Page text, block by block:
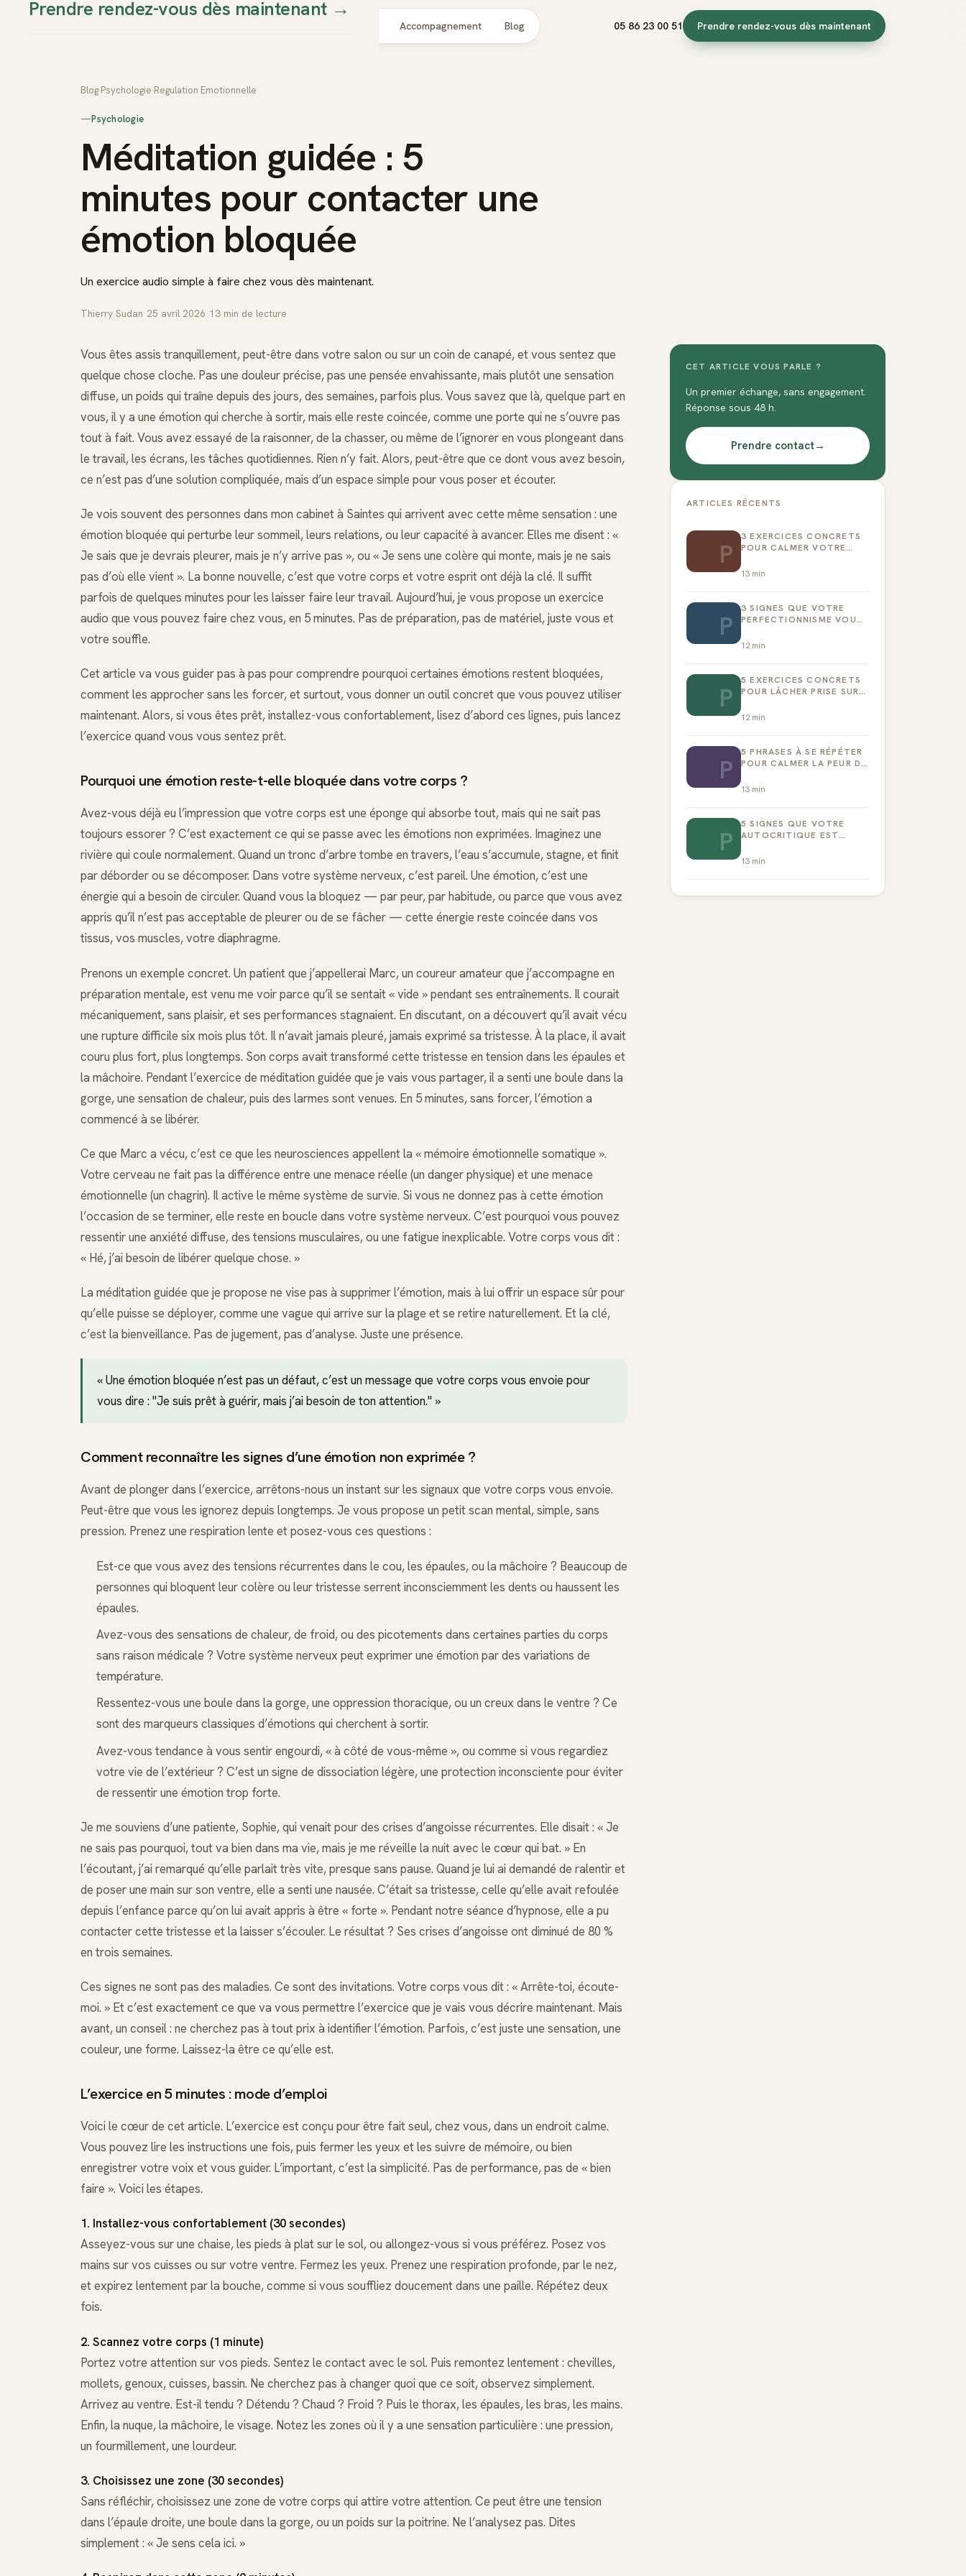
Accompagnement Blog 05 86 23 00 51 Prendre rendez-vous dès maintenant
Prendre rendez-vous dès maintenant→
Blog Psychologie Regulation Emotionnelle
—Psychologie
Méditation guidée : 5
minutes pour contacter une
émotion bloquée
Un exercice audio simple à faire chez vous dès maintenant.
Thierry Sudan 25 avril 2026 13 min de lecture
Vous êtes assis tranquillement, peut-être dans votre salon ou sur un coin de canapé, et vous sentez que
quelque chose cloche. Pas une douleur précise, pas une pensée envahissante, mais plutôt une sensation
diffuse, un poids qui traîne depuis des jours, des semaines, parfois plus. Vous savez que là, quelque part en
vous, il y a une émotion qui cherche à sortir, mais elle reste coincée, comme une porte qui ne s’ouvre pas
tout à fait. Vous avez essayé de la raisonner, de la chasser, ou même de l’ignorer en vous plongeant dans
le travail, les écrans, les tâches quotidiennes. Rien n’y fait. Alors, peut-être que ce dont vous avez besoin,
ce n’est pas d’une solution compliquée, mais d’un espace simple pour vous poser et écouter.
Je vois souvent des personnes dans mon cabinet à Saintes qui arrivent avec cette même sensation : une
émotion bloquée qui perturbe leur sommeil, leurs relations, ou leur capacité à avancer. Elles me disent : «
Je sais que je devrais pleurer, mais je n’y arrive pas », ou « Je sens une colère qui monte, mais je ne sais
pas d’où elle vient ». La bonne nouvelle, c’est que votre corps et votre esprit ont déjà la clé. Il suffit
parfois de quelques minutes pour les laisser faire leur travail. Aujourd’hui, je vous propose un exercice
audio que vous pouvez faire chez vous, en 5 minutes. Pas de préparation, pas de matériel, juste vous et
votre souffle.
Cet article va vous guider pas à pas pour comprendre pourquoi certaines émotions restent bloquées,
comment les approcher sans les forcer, et surtout, vous donner un outil concret que vous pouvez utiliser
maintenant. Alors, si vous êtes prêt, installez-vous confortablement, lisez d’abord ces lignes, puis lancez
l’exercice quand vous vous sentez prêt.
Pourquoi une émotion reste-t-elle bloquée dans votre corps ?
Avez-vous déjà eu l’impression que votre corps est une éponge qui absorbe tout, mais qui ne sait pas
toujours essorer ? C’est exactement ce qui se passe avec les émotions non exprimées. Imaginez une
rivière qui coule normalement. Quand un tronc d’arbre tombe en travers, l’eau s’accumule, stagne, et finit
par déborder ou se décomposer. Dans votre système nerveux, c’est pareil. Une émotion, c’est une
énergie qui a besoin de circuler. Quand vous la bloquez — par peur, par habitude, ou parce que vous avez
appris qu’il n’est pas acceptable de pleurer ou de se fâcher — cette énergie reste coincée dans vos
tissus, vos muscles, votre diaphragme.
Prenons un exemple concret. Un patient que j’appellerai Marc, un coureur amateur que j’accompagne en
préparation mentale, est venu me voir parce qu’il se sentait « vide » pendant ses entraînements. Il courait
mécaniquement, sans plaisir, et ses performances stagnaient. En discutant, on a découvert qu’il avait vécu
une rupture difficile six mois plus tôt. Il n’avait jamais pleuré, jamais exprimé sa tristesse. À la place, il avait
couru plus fort, plus longtemps. Son corps avait transformé cette tristesse en tension dans les épaules et
la mâchoire. Pendant l’exercice de méditation guidée que je vais vous partager, il a senti une boule dans la
gorge, une sensation de chaleur, puis des larmes sont venues. En 5 minutes, sans forcer, l’émotion a
commencé à se libérer.
Ce que Marc a vécu, c’est ce que les neurosciences appellent la « mémoire émotionnelle somatique ».
Votre cerveau ne fait pas la différence entre une menace réelle (un danger physique) et une menace
émotionnelle (un chagrin). Il active le même système de survie. Si vous ne donnez pas à cette émotion
l’occasion de se terminer, elle reste en boucle dans votre système nerveux. C’est pourquoi vous pouvez
ressentir une anxiété diffuse, des tensions musculaires, ou une fatigue inexplicable. Votre corps vous dit :
« Hé, j’ai besoin de libérer quelque chose. »
La méditation guidée que je propose ne vise pas à supprimer l’émotion, mais à lui offrir un espace sûr pour
qu’elle puisse se déployer, comme une vague qui arrive sur la plage et se retire naturellement. Et la clé,
c’est la bienveillance. Pas de jugement, pas d’analyse. Juste une présence.
« Une émotion bloquée n’est pas un défaut, c’est un message que votre corps vous envoie pour
vous dire : "Je suis prêt à guérir, mais j’ai besoin de ton attention." »
Comment reconnaître les signes d’une émotion non exprimée ?
Avant de plonger dans l’exercice, arrêtons-nous un instant sur les signaux que votre corps vous envoie.
Peut-être que vous les ignorez depuis longtemps. Je vous propose un petit scan mental, simple, sans
pression. Prenez une respiration lente et posez-vous ces questions :
Est-ce que vous avez des tensions récurrentes dans le cou, les épaules, ou la mâchoire ? Beaucoup de
personnes qui bloquent leur colère ou leur tristesse serrent inconsciemment les dents ou haussent les
épaules.
Avez-vous des sensations de chaleur, de froid, ou des picotements dans certaines parties du corps
sans raison médicale ? Votre système nerveux peut exprimer une émotion par des variations de
température.
Ressentez-vous une boule dans la gorge, une oppression thoracique, ou un creux dans le ventre ? Ce
sont des marqueurs classiques d’émotions qui cherchent à sortir.
Avez-vous tendance à vous sentir engourdi, « à côté de vous-même », ou comme si vous regardiez
votre vie de l’extérieur ? C’est un signe de dissociation légère, une protection inconsciente pour éviter
de ressentir une émotion trop forte.
Je me souviens d’une patiente, Sophie, qui venait pour des crises d’angoisse récurrentes. Elle disait : « Je
ne sais pas pourquoi, tout va bien dans ma vie, mais je me réveille la nuit avec le cœur qui bat. » En
l’écoutant, j’ai remarqué qu’elle parlait très vite, presque sans pause. Quand je lui ai demandé de ralentir et
de poser une main sur son ventre, elle a senti une nausée. C’était sa tristesse, celle qu’elle avait refoulée
depuis l’enfance parce qu’on lui avait appris à être « forte ». Pendant notre séance d’hypnose, elle a pu
contacter cette tristesse et la laisser s’écouler. Le résultat ? Ses crises d’angoisse ont diminué de 80 %
en trois semaines.
Ces signes ne sont pas des maladies. Ce sont des invitations. Votre corps vous dit : « Arrête-toi, écoute-
moi. » Et c’est exactement ce que va vous permettre l’exercice que je vais vous décrire maintenant. Mais
avant, un conseil : ne cherchez pas à tout prix à identifier l’émotion. Parfois, c’est juste une sensation, une
couleur, une forme. Laissez-la être ce qu’elle est.
L’exercice en 5 minutes : mode d’emploi
Voici le cœur de cet article. L’exercice est conçu pour être fait seul, chez vous, dans un endroit calme.
Vous pouvez lire les instructions une fois, puis fermer les yeux et les suivre de mémoire, ou bien
enregistrer votre voix et vous guider. L’important, c’est la simplicité. Pas de performance, pas de « bien
faire ». Voici les étapes.
1. Installez-vous confortablement (30 secondes)
Asseyez-vous sur une chaise, les pieds à plat sur le sol, ou allongez-vous si vous préférez. Posez vos
mains sur vos cuisses ou sur votre ventre. Fermez les yeux. Prenez une respiration profonde, par le nez,
et expirez lentement par la bouche, comme si vous souffliez doucement dans une paille. Répétez deux
fois.
2. Scannez votre corps (1 minute)
Portez votre attention sur vos pieds. Sentez le contact avec le sol. Puis remontez lentement : chevilles,
mollets, genoux, cuisses, bassin. Ne cherchez pas à changer quoi que ce soit, observez simplement.
Arrivez au ventre. Est-il tendu ? Détendu ? Chaud ? Froid ? Puis le thorax, les épaules, les bras, les mains.
Enfin, la nuque, la mâchoire, le visage. Notez les zones où il y a une sensation particulière : une pression,
un fourmillement, une lourdeur.
3. Choisissez une zone (30 secondes)
Sans réfléchir, choisissez une zone de votre corps qui attire votre attention. Ce peut être une tension
dans l’épaule droite, une boule dans la gorge, ou un poids sur la poitrine. Ne l’analysez pas. Dites
simplement : « Je sens cela ici. »
CET ARTICLE VOUS PARLE ?
Un premier échange, sans engagement.
Réponse sous 48 h.
Prendre contact→
ARTICLES RÉCENTS
P
3 EXERCICES CONCRETS
POUR CALMER VOTRE
13 min
P
3 SIGNES QUE VOTRE
PERFECTIONNISME VOUS
12min
P
5 EXERCICES CONCRETS
POUR LÂCHER PRISE SUR
12min
P
5 PHRASES À SE RÉPÉTER
POUR CALMER LA PEUR DE
13 min
P
5 SIGNES QUE VOTRE
AUTOCRITIQUE EST
13 min